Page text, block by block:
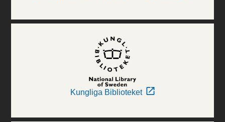
Kungliga Biblioteket